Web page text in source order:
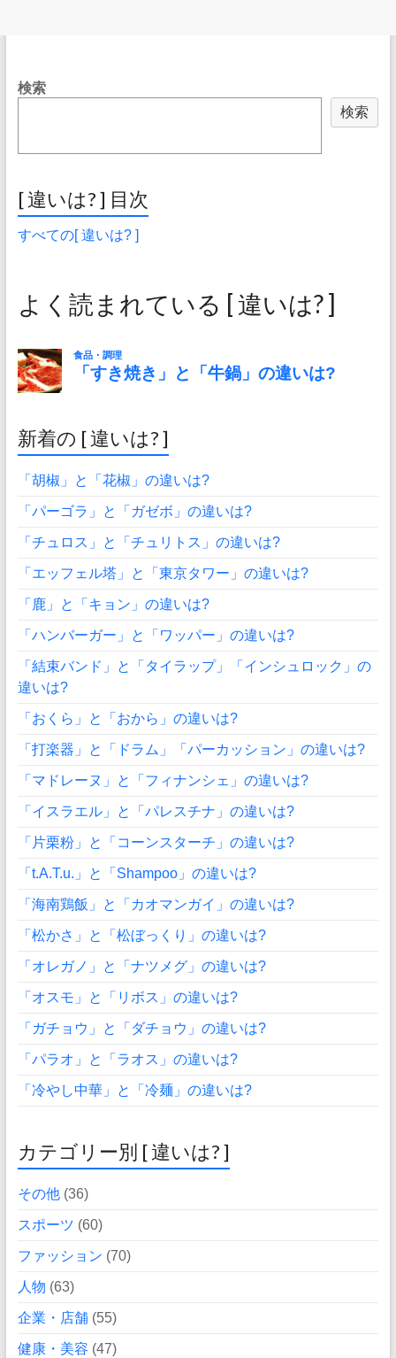
検索
検索
[ 違いは? ] 目次
すべての[ 違いは? ]
よく読まれている [ 違いは? ]
新着の [ 違いは? ]
「胡椒」と「花椒」の違いは?
「パーゴラ」と「ガゼボ」の違いは?
「チュロス」と「チュリトス」の違いは?
「エッフェル塔」と「東京タワー」の違いは?
「鹿」と「キョン」の違いは?
「ハンバーガー」と「ワッパー」の違いは?
「結束バンド」と「タイラップ」「インシュロック」の
違いは?
「おくら」と「おから」の違いは?
「打楽器」と「ドラム」「パーカッション」の違いは?
「マドレーヌ」と「フィナンシェ」の違いは?
「イスラエル」と「パレスチナ」の違いは?
「片栗粉」と「コーンスターチ」の違いは?
「t.A.T.u.」と「Shampoo」の違いは?
「海南鶏飯」と「カオマンガイ」の違いは?
「松かさ」と「松ぼっくり」の違いは?
「オレガノ」と「ナツメグ」の違いは?
「オスモ」と「リボス」の違いは?
「ガチョウ」と「ダチョウ」の違いは?
「パラオ」と「ラオス」の違いは?
「冷やし中華」と「冷麺」の違いは?
カテゴリー別 [ 違いは? ]
その他(36)
スポーツ (60)
ファッション (70)
人物 (63)
企業・店舗(55)
健康・美容 (47)